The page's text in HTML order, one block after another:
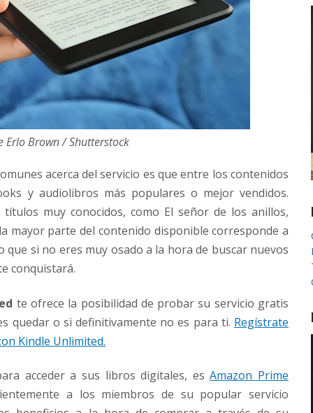
Erlo Brown / Shutterstock
acerca del servicio es que entre los contenidos
y audiolibros más populares o mejor vendidos.
muy conocidos, como El señor de los anillos,
mayor parte del contenido disponible corresponde a
si no eres muy osado a la hora de buscar nuevos
conquistará.
te ofrece la posibilidad de probar su servicio gratis
quedar o si definitivamente no es para ti. Regístrate
Kindle Unlimited.
acceder a sus libros digitales, esAmazon Prime
a los miembros de su popular servicio